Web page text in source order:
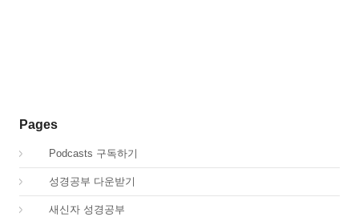
Pages
Podcasts 구독하기
성경공부 다운받기
새신자 성경공부